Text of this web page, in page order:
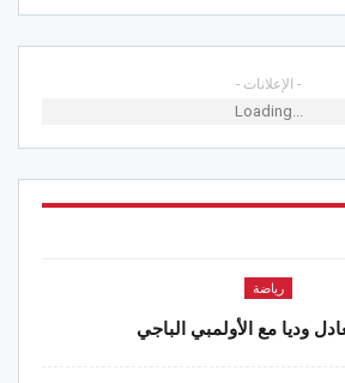
- الإعلانات -
Loading...
رياضة
وديا مع الأولمبي الباجي